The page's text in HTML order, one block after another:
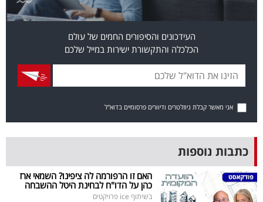
אחרינו:
העידכונים והסיפורים החמים של עולם
הכלכלה והתקשורת ישירות במייל שלכם
אני מאשר קבלת ניוזלטרים ודיוורים פרסומיים בדוא"ל
כתבות נוספות
האם זו הרפורמה לה ציפינו? השמאי ארז
כהן על הדו"ח לבחינת היטל ההשבחה
בשיתוף ice פרויקטים